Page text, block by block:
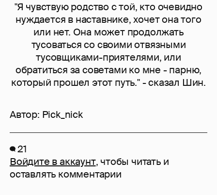
"Я чувствую родство с той, кто очевидно
нуждается в наставнике, хочет она того
или нет. Она может продолжать
тусоваться со своими отвязными
тусовщиками-приятелями, или
обратиться за советами ко мне - парню,
который прошел этот путь." - сказал Шин.
Автор: Pick_nick
21
Войдите в аккаунт, чтобы читать и
оставлять комментарии